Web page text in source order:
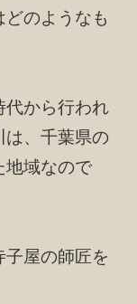
のようなも
代から行われ
は、千葉県の
地域なので
屋の師匠を